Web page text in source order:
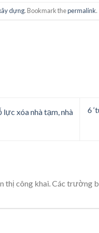
dựng. Bookmark thepermalink.
xóa nhà tạm, nhà
6
thị công khai.Các trường